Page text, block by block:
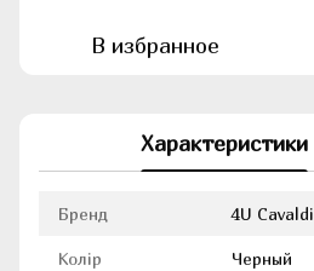
В избранное
Характеристики
Бренд 4U Cavaldi
Колір Черный